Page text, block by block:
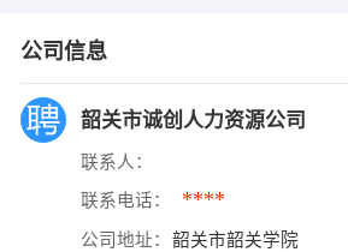
公司信息
韶关市诚创人力资源公司
联系人：
联系电话： ****
公司地址： 韶关市韶关学院